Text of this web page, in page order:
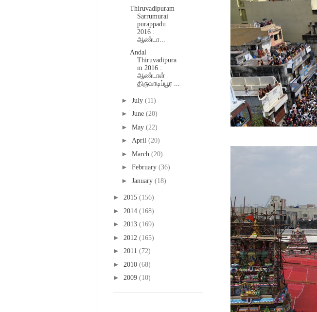
Thiruvadipuram
Sarrumurai
purappadu
2016 :
ஆண்டா...
Andal
Thiruvadipura
m 2016 :
ஆண்டாள்
திருவாடிப்பூர ...
► July (11)
► June (20)
► May (22)
► April (20)
► March (20)
► February (36)
► January (18)
► 2015 (156)
► 2014 (168)
► 2013 (169)
► 2012 (165)
► 2011 (72)
► 2010 (68)
► 2009 (10)